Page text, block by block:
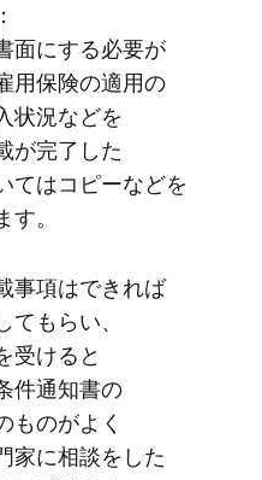
：
面に​する​必要が​
用保険の​適用の​
状況などを​
が​完了した​
ては​コピーなどを​
。
事項は​できれば​
もらい、​
受けると​
件通知書の​
ものが​よく​
家に​相談を​した​